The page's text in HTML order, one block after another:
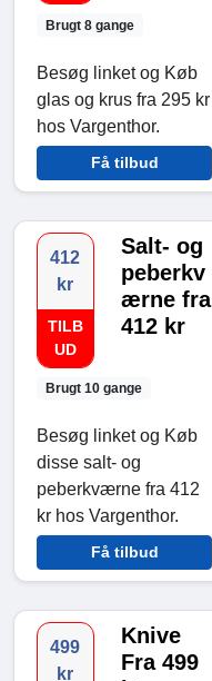
Brugt 8 gange
Besøg linket og Køb
glas og krus fra 295 kr
hos Vargenthor.
Få tilbud
412
kr
TILB
UD
Brugt 10 gange
Salt- og
peberkv
ærne fra
412 kr
Besøg linket og Køb
disse salt- og
peberkværne fra 412
kr hos Vargenthor.
Få tilbud
499
kr
Knive
Fra 499